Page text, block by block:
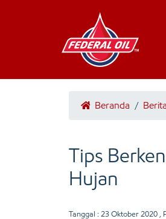
Beranda / Berita
Tips
Hujan
Tanggal : 23 Oktober 2020 ,